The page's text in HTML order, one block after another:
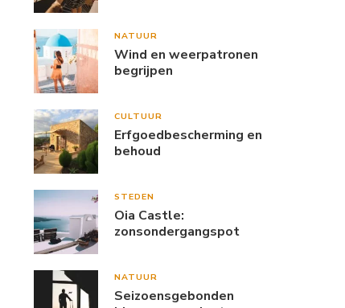
NATUUR
Wind en weerpatronen
begrijpen
CULTUUR
Erfgoedbescherming en
behoud
STEDEN
Oia Castle:
zonsondergangspot
NATUUR
Seizoensgebonden